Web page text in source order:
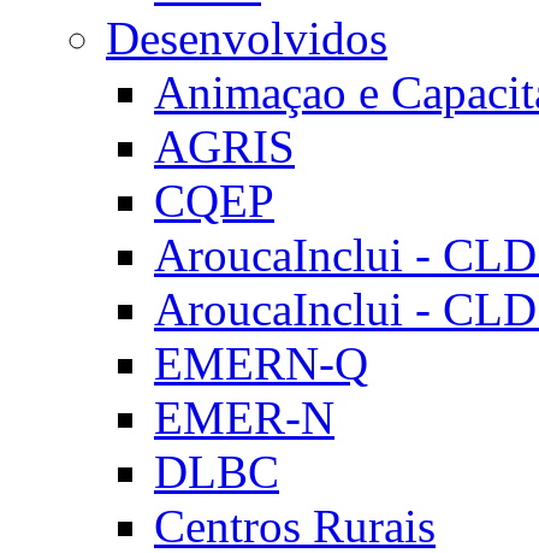
Desenvolvidos
Animaçao e
AGRIS
CQEP
AroucaInclui -
AroucaInclui -
EMERN-Q
EMER-N
DLBC
Centros Rurais